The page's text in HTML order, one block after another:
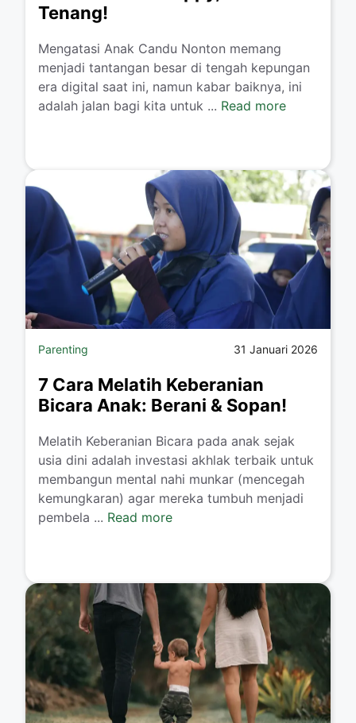
Tenang!
​Mengatasi Anak Candu Nonton memang
menjadi tantangan besar di tengah kepungan
era digital saat ini, namun kabar baiknya, ini
adalah jalan bagi kita untuk ... Read more
Parenting 31 Januari 2026
7 Cara Melatih Keberanian
Bicara Anak: Berani & Sopan!
​Melatih Keberanian Bicara pada anak sejak
usia dini adalah investasi akhlak terbaik untuk
membangun mental nahi munkar (mencegah
kemungkaran) agar mereka tumbuh menjadi
pembela ... Read more